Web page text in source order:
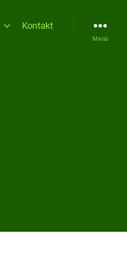
Kontakt
Menü